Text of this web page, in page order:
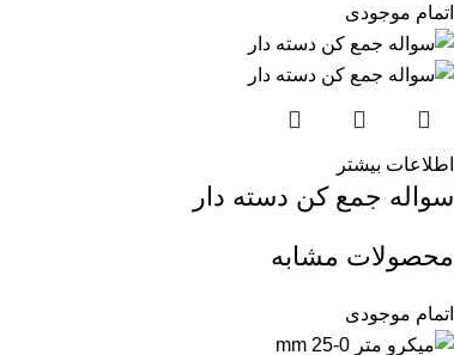
اتمام موجودی
اطلاعات بیشتر
سواله جمع کن دسته دار
محصولات مشابه
اتمام موجودی